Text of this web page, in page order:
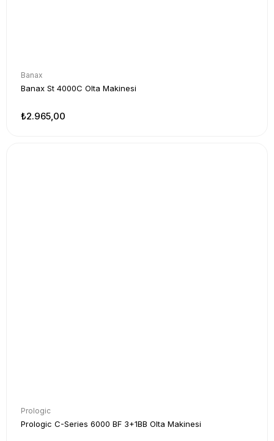
Banax
Banax St 4000C Olta Makinesi
₺2.965,00
Prologic
Prologic C-Series 6000 BF 3+1BB Olta Makinesi